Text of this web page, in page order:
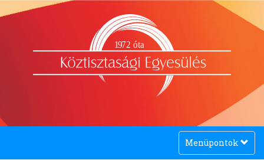
1972 óta
Toggle
navigation
Menüpontok